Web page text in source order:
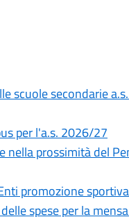
scuole secondarie
per l'a.s. 2026/27
prossimità del
promozione
spese per la